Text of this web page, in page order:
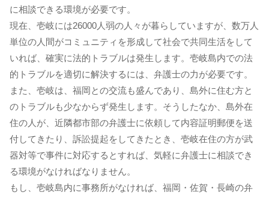
に相談できる環境が必要です。
現在、壱岐には26000人弱の人々が暮らしていますが、数万人
単位の人間がコミュニティを形成して社会で共同生活をして
いれば、確実に法的トラブルは発生します。壱岐島内での法
的トラブルを適切に解決するには、弁護士の力が必要です。
また、壱岐は、福岡との交流も盛んであり、島外に住む方と
のトラブルも少なからず発生します。そうしたなか、島外在
住の人が、近隣都市部の弁護士に依頼して内容証明郵便を送
付してきたり、訴訟提起をしてきたとき、壱岐在住の方が武
器対等で事件に対応するとすれば、気軽に弁護士に相談でき
る環境がなければなりません。
もし、壱岐島内に事務所がなければ、福岡・佐賀・長崎の弁